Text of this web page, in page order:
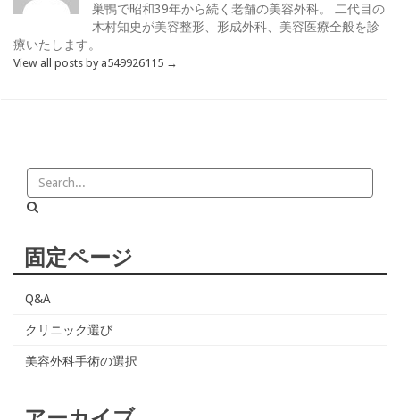
巣鴨で昭和39年から続く老舗の美容外科。 二代目の
木村知史が美容整形、形成外科、美容医療全般を診
療いたします。
View all posts by a549926115 →
固定ページ
Q&A
クリニック選び
美容外科手術の選択